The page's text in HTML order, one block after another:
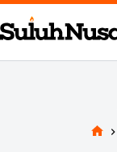
Skip
to
content